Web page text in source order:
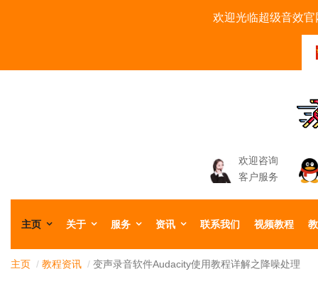
欢迎光临超级音效
欢迎咨询
客户服务
主页 关于 服务 资讯 联系我们 视频教程
主页 / 教程资讯 / 变声录音软件Audacity使用教程详解之降噪处理